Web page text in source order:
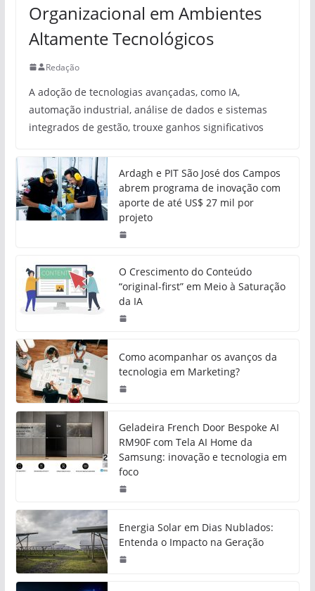
Organizacional em Ambientes
Altamente Tecnológicos
Redação
A adoção de tecnologias avançadas, como IA,
automação industrial, análise de dados e sistemas
integrados de gestão, trouxe ganhos significativos
Ardagh e PIT São José dos Campos
abrem programa de inovação com
aporte de até US$ 27 mil por
projeto
O Crescimento do Conteúdo
“original-first” em Meio à Saturação
da IA
Como acompanhar os avanços da
tecnologia em Marketing?
Geladeira French Door Bespoke AI
RM90F com Tela AI Home da
Samsung: inovação e tecnologia em
foco
Energia Solar em Dias Nublados:
Entenda o Impacto na Geração